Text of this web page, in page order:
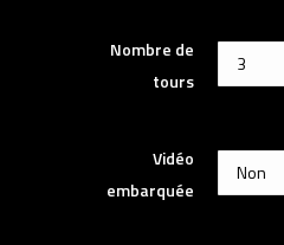
Nombre de
tours
Vidéo
embarquée